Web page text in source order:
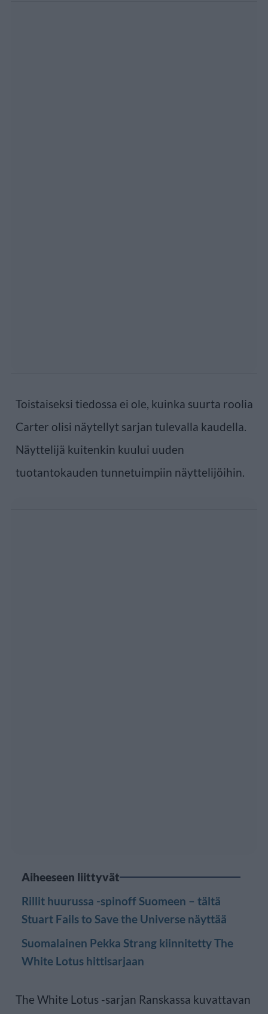
Toistaiseksi tiedossa ei ole, kuinka suurta roolia
Carter olisi näytellyt sarjan tulevalla kaudella.
Näyttelijä kuitenkin kuului uuden
tuotantokauden tunnetuimpiin näyttelijöihin.
Aiheeseen liittyvät
Rillit huurussa -spinoff Suomeen – tältä
Stuart Fails to Save the Universe näyttää
Suomalainen Pekka Strang kiinnitetty The
White Lotus hittisarjaan
The White Lotus -sarjan Ranskassa kuvattavan